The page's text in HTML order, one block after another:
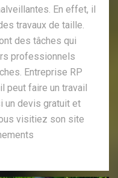
En effet, il
travaux de taille.
des tâches qui
professionnels
Entreprise RP
peut faire un travail
un devis gratuit et
visitiez son site